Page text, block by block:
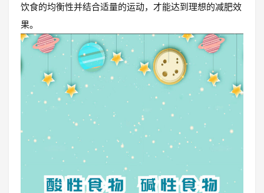
饮食的均衡性并结合适量的运动，才能达到理想的减肥效
果。